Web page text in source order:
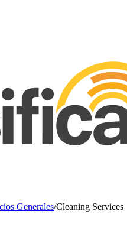
Generales/Cleaning Services